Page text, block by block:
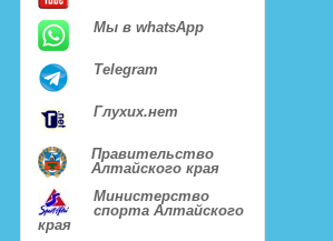
Мы в whatsApp
Telegram
Глухих.нет
Правительство
Алтайского края
Министерство
спорта Алтайского
края